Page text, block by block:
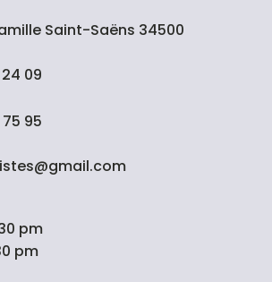
Saint-Saëns 34500
09
95
pm
pm